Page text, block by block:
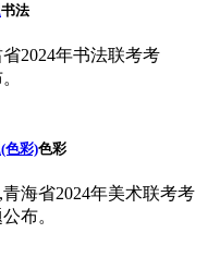
书法
2024年书法联考考
色彩)色彩
海省2024年美术联考考
布。